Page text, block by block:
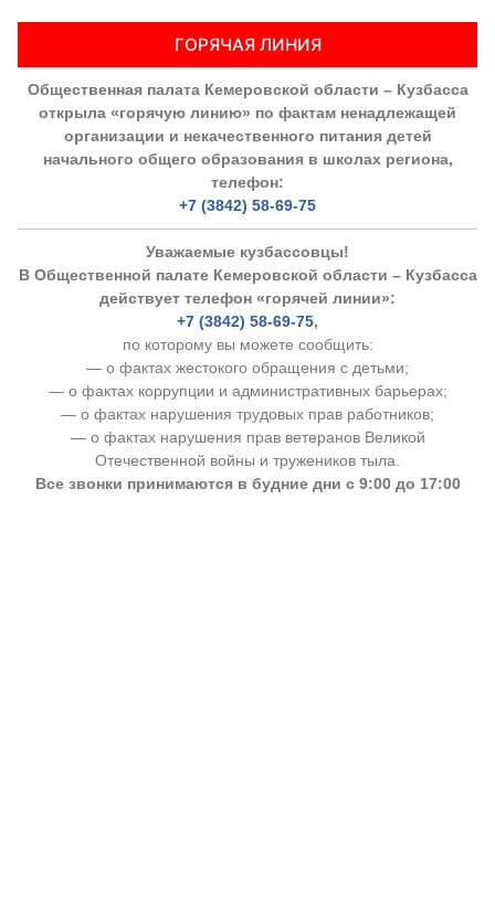
ГОРЯЧАЯ ЛИНИЯ
Общественная палата Кемеровской области – Кузбасса
открыла «горячую линию» по фактам ненадлежащей
организации и некачественного питания детей
начального общего образования в школах региона,
телефон:
+7 (3842) 58-69-75
Уважаемые кузбассовцы!
В Общественной палате Кемеровской области – Кузбасса
действует телефон «горячей линии»:
+7 (3842) 58-69-75,
по которому вы можете сообщить:
— о фактах жестокого обращения с детьми;
— о фактах коррупции и административных барьерах;
— о фактах нарушения трудовых прав работников;
— о фактах нарушения прав ветеранов Великой
Отечественной войны и тружеников тыла.
Все звонки принимаются в будние дни с 9:00 до 17:00